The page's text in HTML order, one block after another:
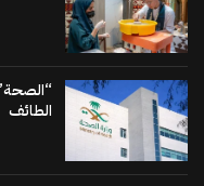
الطائف